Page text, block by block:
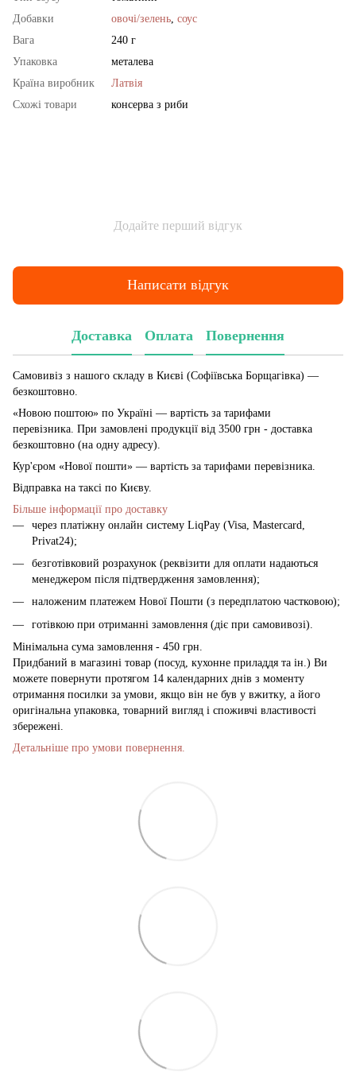
Добавки
овочі/зелень соус
Вага
240 г
Упаковка
металева
Країна виробник
Латвія
Схожі товари
консерва з риби
Додайте перший відгук
Написати відгук
Доставка Оплата Повернення
Самовивіз з нашого складу в Києві (Софіївська Борщагівка) —
безкоштовно.
«Новою поштою» по Україні — вартість за тарифами
перевізника. При замовлені продукції від 3500 грн - доставка
безкоштовно (на одну адресу).
Кур'єром «Нової пошти» — вартість за тарифами перевізника.
Відправка на таксі по Києву.
Більше інформації про доставку
через платіжну онлайн систему LiqPay (Visa, Mastercard,
Privat24);
безготівковий розрахунок (реквізити для оплати надаються
менеджером після підтвердження замовлення);
наложеним платежем Нової Пошти (з передплатою частковою);
готівкою при отриманні замовлення (діє при самовивозі).
Мінімальна сума замовлення - 450 грн.
Придбаний в магазині товар (посуд, кухонне приладдя та ін.) Ви
можете повернути протягом 14 календарних днів з моменту
отримання посилки за умови, якщо він не був у вжитку, а його
оригінальна упаковка, товарний вигляд і споживчі властивості
збережені.
Детальніше про умови повернення.